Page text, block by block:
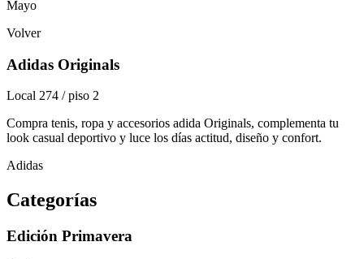
Mayo
Volver
Adidas Originals
Local 274 / piso 2
Compra tenis, ropa y accesorios adida Originals, complementa tu
look casual deportivo y luce los días actitud, diseño y confort.
Adidas
Categorías
Edición Primavera